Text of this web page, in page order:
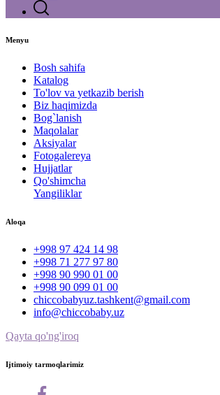
Menyu
Bosh sahifa
Katalog
To'lov va yetkazib berish
Biz haqimizda
Bog`lanish
Maqolalar
Aksiyalar
Fotogalereya
Hujjatlar
Qo'shimcha
Yangiliklar
Aloqa
+998 97 424 14 98
+998 71 277 97 80
+998 90 990 01 00
+998 90 099 01 00
chiccobabyuz.tashkent@gmail.com
info@chiccobaby.uz
Qayta qo'ng'iroq
Ijtimoiy tarmoqlarimiz